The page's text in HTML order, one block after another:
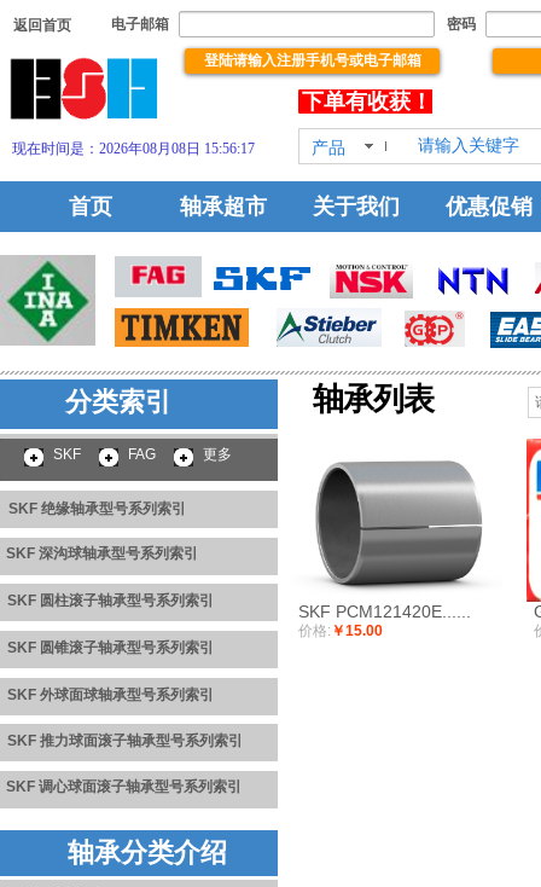
SKF 推力球面滚子轴承型号系列索引
SKF 深沟球轴承型号系列索引
首页 轴承超市 关于我们 优惠促销
电子邮箱 密码
产品
返回首页
现在时间是：2026年08月08日 15:56:18
浏览本站！祝你浏览有所得，下单有收获！
登陆请输入注册手机号或电子邮箱
SKF 圆柱滚子轴承型号系列索引
SKF 绝缘轴承型号系列 索引
SKF 外球面球轴承型号系列索引
HOT!
轴承列表
分类索引
SKF FAG 更多
SKF PCM121420E......
价格: ￥15.00
SKF 绝缘轴承型号系列索引
SKF 圆锥滚子轴承型号系列索引
SKF 调心球面滚子轴承型号系列索引
轴承分类介绍